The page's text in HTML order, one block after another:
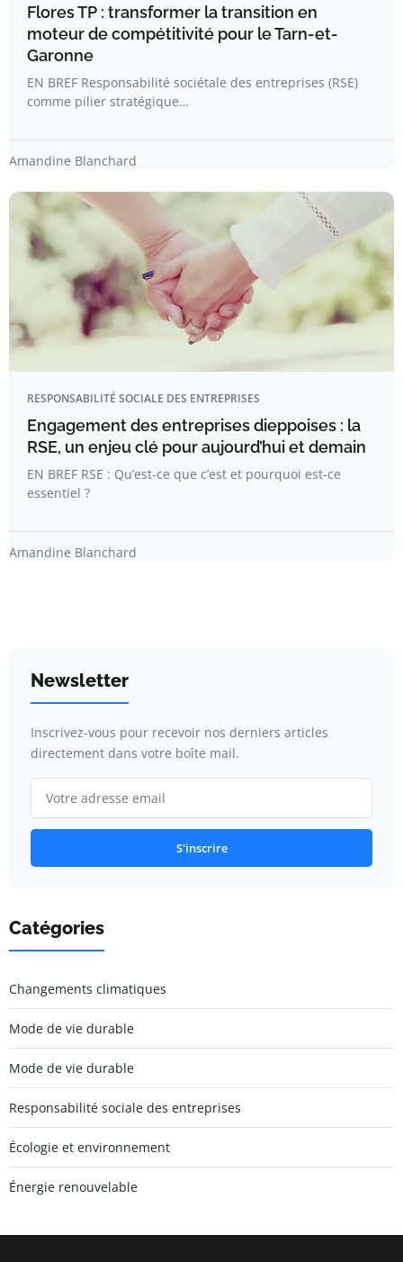
Flores TP : transformer la transition en
moteur de compétitivité pour le Tarn-et-
Garonne
EN BREF Responsabilité sociétale des entreprises (RSE)
comme pilier stratégique…
Amandine Blanchard
RESPONSABILITÉ SOCIALE DES ENTREPRISES
Engagement des entreprises dieppoises : la
RSE, un enjeu clé pour aujourd’hui et demain
EN BREF RSE : Qu’est-ce que c’est et pourquoi est-ce
essentiel ?
Amandine Blanchard
Newsletter
Inscrivez-vous pour recevoir nos derniers articles
directement dans votre boîte mail.
S'inscrire
Catégories
Changements climatiques
Mode de vie durable
Mode de vie durable
Responsabilité sociale des entreprises
Écologie et environnement
Énergie renouvelable